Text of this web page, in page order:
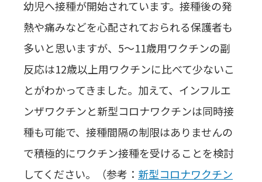
幼児へ接種が開始されています。接種後の発
熱や痛みなどを心配されておられる保護者も
多いと思いますが、5～11歳用ワクチンの副
反応は12歳以上用ワクチンに比べて少ないこ
とがわかってきました。加えて、インフルエ
ンザワクチンと新型コロナワクチンは同時接
種も可能で、接種間隔の制限はありませんの
で積極的にワクチン接種を受けることを検討
してください。（参考： 新型コロナワクチン